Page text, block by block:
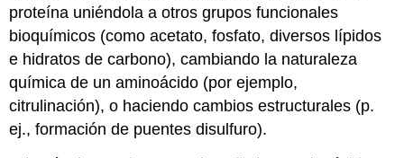
proteína uniéndola a otros grupos funcionales
bioquímicos (como acetato, fosfato, diversos lípidos
e hidratos de carbono), cambiando la naturaleza
química de un aminoácido (por ejemplo,
citrulinación), o haciendo cambios estructurales (p.
ej., formación de puentes disulfuro).